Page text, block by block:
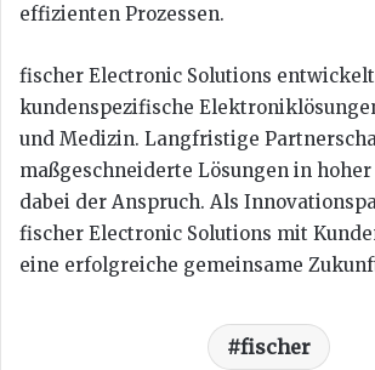
effizienten Prozessen.
fischer Electronic Solutions
kundenspezifische
und Medizin. Langfristige
maßgeschneiderte Lösungen in
dabei der Anspruch. Als
fischer Electronic Solutions mit
eine erfolgreiche gemeinsame
fischer